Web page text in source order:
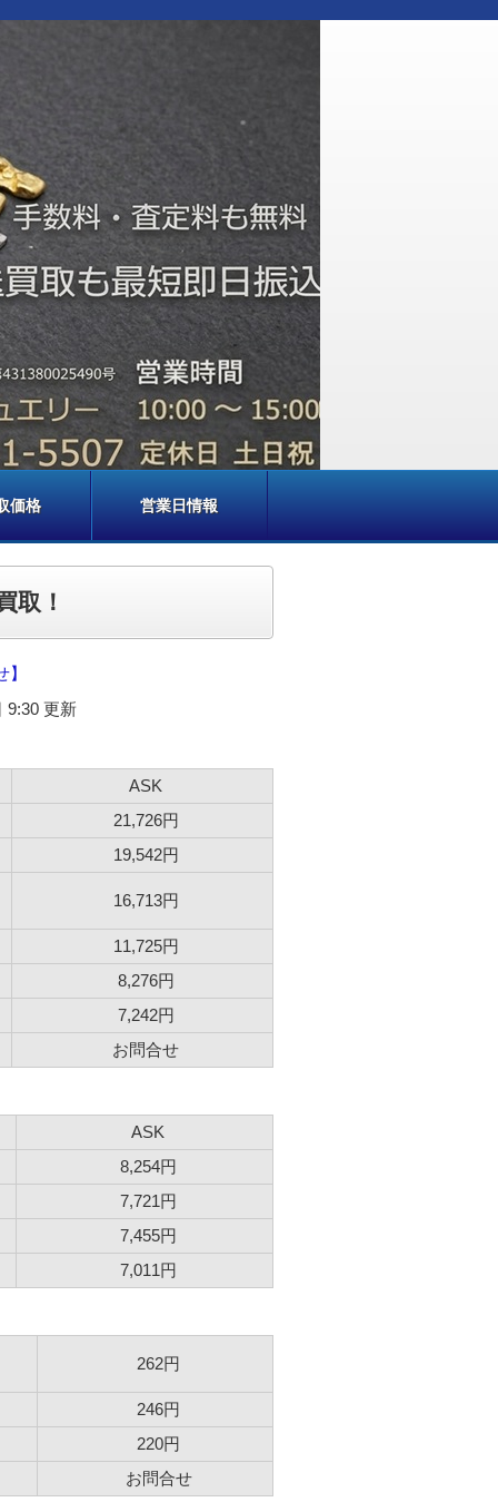
価格 営業日情報
取！
9:30 更新
ASK
21,726円
19,542円
16,713円
11,725円
8,276円
7,242円
お問合せ
ASK
8,254円
7,721円
7,455円
7,011円
262円
246円
220円
お問合せ